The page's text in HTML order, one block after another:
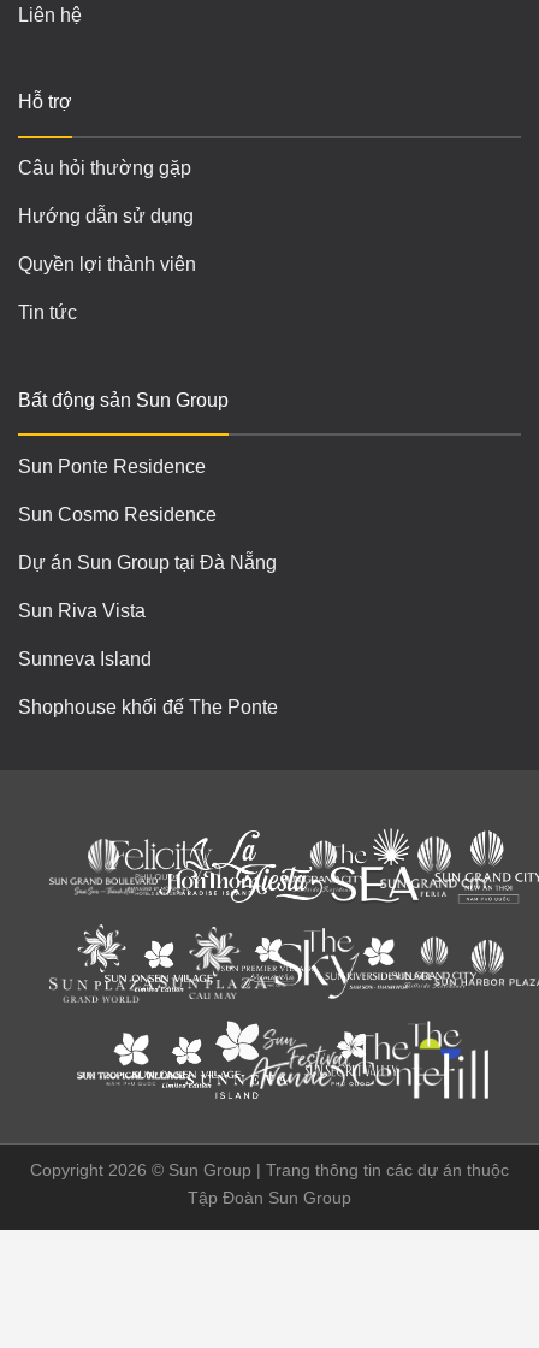
Liên hệ
Hỗ trợ
Câu hỏi thường gặp
Hướng dẫn sử dụng
Quyền lợi thành viên
Tin tức
Bất động sản Sun Group
Sun Ponte Residence
Sun Cosmo Residence
Dự án Sun Group tại Đà Nẵng
Sun Riva Vista
Sunneva Island
Shophouse khối đế The Ponte
Copyright 2026 © Sun Group | Trang thông tin các dự án thuộc
Tập Đoàn Sun Group